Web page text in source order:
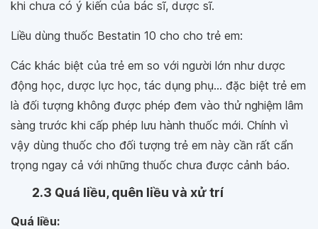
khi chưa có ý kiến của bác sĩ, dược sĩ.
Liều dùng thuốc Bestatin 10 cho cho trẻ em:
Các khác biệt của trẻ em so với người lớn như dược
động học, dược lực học, tác dụng phụ... đặc biệt trẻ em
là đối tượng không được phép đem vào thử nghiệm lâm
sàng trước khi cấp phép lưu hành thuốc mới. Chính vì
vậy dùng thuốc cho đối tượng trẻ em này cần rất cẩn
trọng ngay cả với những thuốc chưa được cảnh báo.
2.3 Quá liều, quên liều và xử trí
Quá liều: